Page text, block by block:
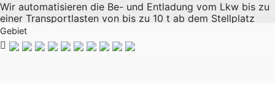
Wir automatisieren die Be- und Entladung vom Lkw bis zu
einer Transportlasten von bis zu 10 t ab dem Stellplatz
mit unserm autonom fahrenden Staplern. Dabei gehört die
seitliche und rückseitige LKW
Gebiet